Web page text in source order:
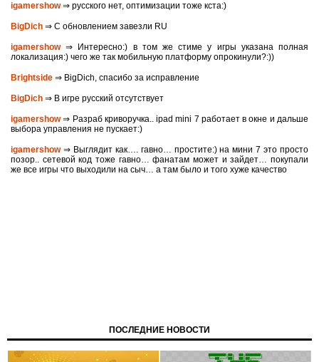
igamershow⇒ русского нет, оптимизации тоже кста:)
BigDich ⇒ С обновлением завезли RU
igamershow⇒ Интересно:) в том же стиме у игры указана полная
локализация:) чего же так мобильную платформу опрокинули?:))
Brightside ⇒ BigDich, спасибо за исправление
BigDich ⇒ В игре русский отсутствует
igamershow⇒ Разраб криворучка.. ipad mini 7 работает в окне и дальше
выбора управления не пускает:)
igamershow⇒ Выглядит как…. гавно… простите:) на мини 7 это просто
позор.. сетевой код тоже гавно… фанатам может и зайдет… покупали
же все игры что выходили на сыч… а там было и того хуже качество
ПОСЛЕДНИЕ НОВОСТИ